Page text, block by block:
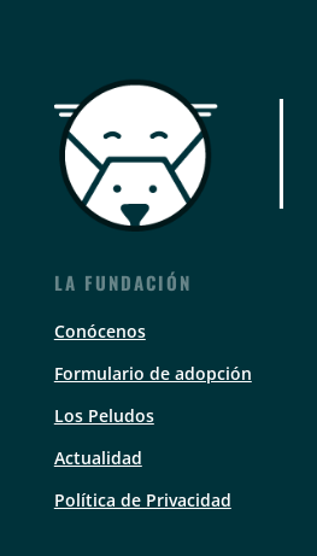
LA FUNDACIÓN
Conócenos
Formulario de adopción
Los Peludos
Actualidad
Política de Privacidad